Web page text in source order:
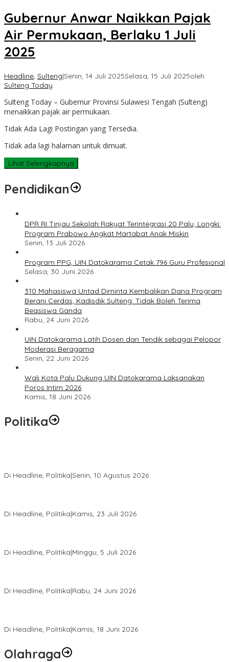
Gubernur Anwar Naikkan Pajak
Air Permukaan, Berlaku 1 Juli
2025
Headline, Sulteng|Senin, 14 Juli 2025Selasa, 15 Juli 2025oleh
Sulteng Today
Sulteng Today – Gubernur Provinsi Sulawesi Tengah (Sulteng)
menaikkan pajak air permukaan.
Tidak Ada Lagi Postingan yang Tersedia.
Tidak ada lagi halaman untuk dimuat.
Lihat Selengkapnya
Pendidikan
DPR RI Tinjau Sekolah Rakyat Terintegrasi 20 Palu, Longki:
Program Prabowo Angkat Martabat Anak Miskin
Senin, 13 Juli 2026
Program PPG, UIN Datokarama Cetak 796 Guru Profesional
Selasa, 30 Juni 2026
310 Mahasiswa Untad Diminta Kembalikan Dana Program
Berani Cerdas, Kadisdik Sulteng: Tidak Boleh Terima
Beasiswa Ganda
Rabu, 24 Juni 2026
UIN Datokarama Latih Dosen dan Tendik sebagai Pelopor
Moderasi Beragama
Senin, 22 Juni 2026
Wali Kota Palu Dukung UIN Datokarama Laksanakan
Poros Intim 2026
Kamis, 18 Juni 2026
Politika
Di Headline, Politika|Senin, 10 Agustus 2026
Di Headline, Politika|Kamis, 23 Juli 2026
Di Headline, Politika|Minggu, 5 Juli 2026
Di Headline, Politika|Rabu, 24 Juni 2026
Di Headline, Politika|Kamis, 18 Juni 2026
Olahraga